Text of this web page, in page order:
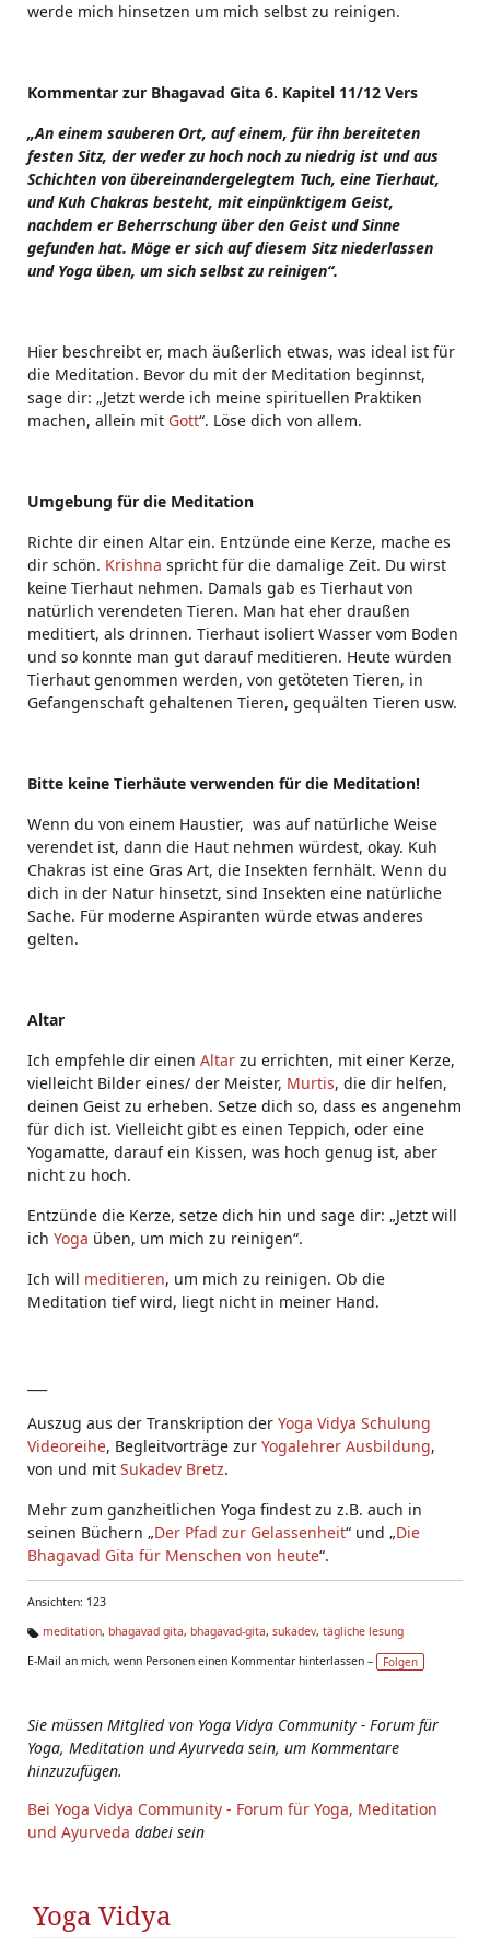
werde mich hinsetzen um mich selbst zu reinigen.
Kommentar zur Bhagavad Gita 6. Kapitel 11/12 Vers
„An einem sauberen Ort, auf einem, für ihn bereiteten
festen Sitz, der weder zu hoch noch zu niedrig ist und aus
Schichten von übereinandergelegtem Tuch, eine Tierhaut,
und Kuh Chakras besteht, mit einpünktigem Geist,
nachdem er Beherrschung über den Geist und Sinne
gefunden hat. Möge er sich auf diesem Sitz niederlassen
und Yoga üben, um sich selbst zu reinigen“.
Hier beschreibt er, mach äußerlich etwas, was ideal ist für
die Meditation. Bevor du mit der Meditation beginnst,
sage dir: „Jetzt werde ich meine spirituellen Praktiken
machen, allein mit Gott“. Löse dich von allem.
Umgebung für die Meditation
Richte dir einen Altar ein. Entzünde eine Kerze, mache es
dir schön. Krishna spricht für die damalige Zeit. Du wirst
keine Tierhaut nehmen. Damals gab es Tierhaut von
natürlich verendeten Tieren. Man hat eher draußen
meditiert, als drinnen. Tierhaut isoliert Wasser vom Boden
und so konnte man gut darauf meditieren. Heute würden
Tierhaut genommen werden, von getöteten Tieren, in
Gefangenschaft gehaltenen Tieren, gequälten Tieren usw.
Bitte keine Tierhäute verwenden für die Meditation!
Wenn du von einem Haustier, was auf natürliche Weise
verendet ist, dann die Haut nehmen würdest, okay. Kuh
Chakras ist eine Gras Art, die Insekten fernhält. Wenn du
dich in der Natur hinsetzt, sind Insekten eine natürliche
Sache. Für moderne Aspiranten würde etwas anderes
gelten.
Altar
Ich empfehle dir einen Altar zu errichten, mit einer Kerze,
vielleicht Bilder eines/ der Meister, Murtis, die dir helfen,
deinen Geist zu erheben. Setze dich so, dass es angenehm
für dich ist. Vielleicht gibt es einen Teppich, oder eine
Yogamatte, darauf ein Kissen, was hoch genug ist, aber
nicht zu hoch.
Entzünde die Kerze, setze dich hin und sage dir: „Jetzt will
ich Yoga üben, um mich zu reinigen“.
Ich will meditieren, um mich zu reinigen. Ob die
Meditation tief wird, liegt nicht in meiner Hand.
Auszug aus der Transkription der Yoga Vidya Schulung
Videoreihe, Begleitvorträge zur Yogalehrer Ausbildung,
von und mit Sukadev Bretz.
Mehr zum ganzheitlichen Yoga findest zu z.B. auch in
seinen Büchern „Der Pfad zur Gelassenheit“ und „Die
Bhagavad Gita für Menschen von heute“.
Ansichten: 123
g
meditation, bhagavad gita, bhagavad-gita, sukadev, tägliche lesung
E-Mail an mich, wenn Personen einen Kommentar hinterlassen –
Folgen
Sie müssen Mitglied von Yoga Vidya Community - Forum für
Yoga, Meditation und Ayurveda sein, um Kommentare
hinzuzufügen.
Bei Yoga Vidya Community - Forum für Yoga, Meditation
und Ayurveda dabei sein
Yoga Vidya